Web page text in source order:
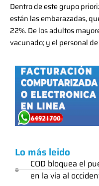
Dentro de este grupo
están las embarazadas,
22%. De los adultos
vacunado; y el personal
Lo más leido
COD bloquea el
en la vía al